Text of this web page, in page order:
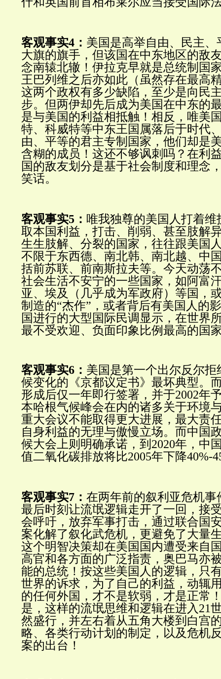
客观事实4： 美国是高举自由、民主
大旗的旗手，但该国在中东地区的敌
念南辕北辙！伊拉克早就是总统制国
王巴列维之后亦如此（虽然存在最高
这两个政权有多少缺陷，至少是向民
步。但两伊却先后成为美国在中东的
是与美国的利益相抵触！相反，唯美
特、科威特等中东王国属落后于时代
由、平等的君主专制国家，他们却是
含糊的成员！这还不够讽刺吗？在利
国的敌友划分是基于社会制度和理念
笑话。
客观事实5： 唯我独尊的美国人打着
取本国利益，打击、削弱、甚至肢解
生生肢解、分裂的国家，往往跟美国
不限于东西德、南北韩、南北越、中
括前苏联、前南斯拉夫等。今天动荡
社会生活不安宁的一些国家，如阿富
亚、埃及（几乎成为军政府）等国，
制造的“杰作”，或者背后有美国人的
国进行的大型国际民调显示，在世界
最不受欢迎、负面印象比例最高的国
客观事实6： 美国是第一个出尔反尔
候变化的《京都议定书》最坏典型。
形成后仅一年即行签署，并于2002年
本哈根气候峰会在内的诸多关于环境
重大会议不能取得更大进展，最大责
自身利益的无理与傲慢立场。而中国
候大会上则明确承诺，到2020年，中
值二氧化碳排放将比2005年下降40%-
客观事实7： 在两年前的叙利亚危机事
最后时刻让流氓逻辑走开了一回，接
会呼吁，放弃军事打击，通过联合国
案化解了叙化武危机，更避免了大量
这个明智决策却在美国国内遭受来自
高官和各方面的广泛指责，奥巴马亦
能的总统！按这些美国人的逻辑，只
世界的诉求，为了自己的利益，动辄
的任何外国，才不是软弱，才是正常
是，这样的流氓思维和逻辑在进入21
然盛行，并左右着从五角大楼到白宫
略、各类行动计划的制定，以及危机
案的出台！